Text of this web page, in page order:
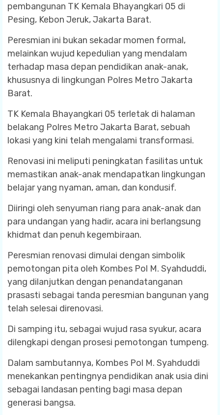
pembangunan TK Kemala Bhayangkari 05 di
Pesing, Kebon Jeruk, Jakarta Barat.
Peresmian ini bukan sekadar momen formal,
melainkan wujud kepedulian yang mendalam
terhadap masa depan pendidikan anak-anak,
khususnya di lingkungan Polres Metro Jakarta
Barat.
TK Kemala Bhayangkari 05 terletak di halaman
belakang Polres Metro Jakarta Barat, sebuah
lokasi yang kini telah mengalami transformasi.
Renovasi ini meliputi peningkatan fasilitas untuk
memastikan anak-anak mendapatkan lingkungan
belajar yang nyaman, aman, dan kondusif.
Diiringi oleh senyuman riang para anak-anak dan
para undangan yang hadir, acara ini berlangsung
khidmat dan penuh kegembiraan.
Peresmian renovasi dimulai dengan simbolik
pemotongan pita oleh Kombes Pol M. Syahduddi,
yang dilanjutkan dengan penandatanganan
prasasti sebagai tanda peresmian bangunan yang
telah selesai direnovasi.
Di samping itu, sebagai wujud rasa syukur, acara
dilengkapi dengan prosesi pemotongan tumpeng.
Dalam sambutannya, Kombes Pol M. Syahduddi
menekankan pentingnya pendidikan anak usia dini
sebagai landasan penting bagi masa depan
generasi bangsa.